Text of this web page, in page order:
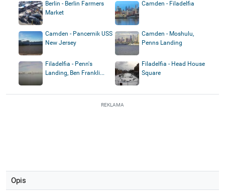
Berlin - Berlin Farmers
Market
Camden - Filadelfia
Camden - Pancernik USS
New Jersey
Camden - Moshulu,
Penns Landing
Filadelfia - Penn's
Landing, Ben Frankli...
Filadelfia - Head House
Square
REKLAMA
Opis